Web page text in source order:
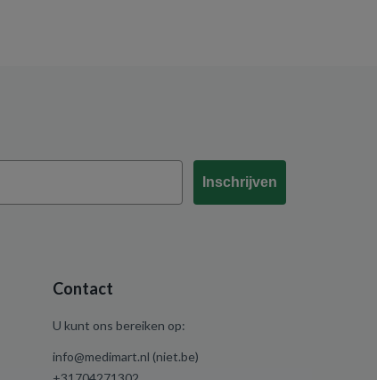
Inschrijven
Contact
U kunt ons bereiken op:
info@medimart.nl (niet.be)